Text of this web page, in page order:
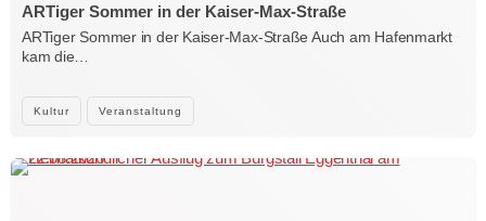
Kultur Veranstaltung
ARTiger Sommer in der Kaiser-Max-Straße
ARTiger Sommer in der Kaiser-Max-Straße Auch am Hafenmarkt
kam die…